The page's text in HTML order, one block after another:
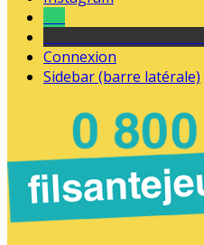
Connexion
Sidebar (barre latérale)